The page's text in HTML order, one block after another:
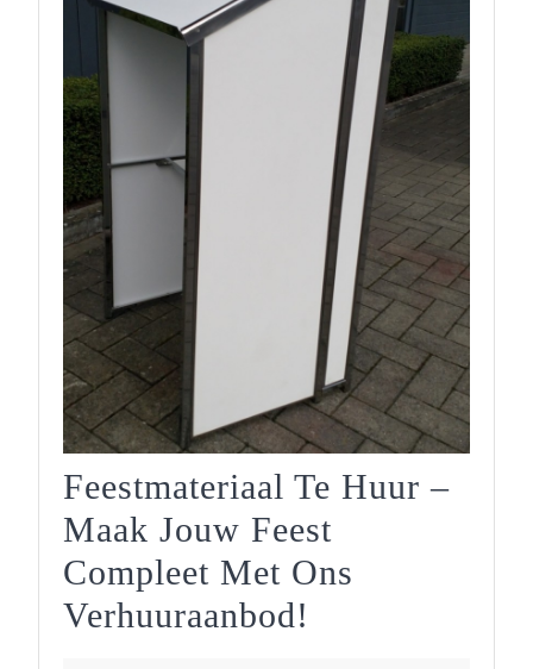
Feestmateriaal Te Huur –
Maak Jouw Feest
Compleet Met Ons
Verhuuraanbod!